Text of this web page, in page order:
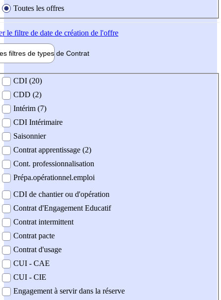
Toutes les offres
le filtre de date de création de l'offre
filtres de types de Contrat
contrat
CDI (20)
CDD (2)
Intérim (7)
CDI Intérimaire
Saisonnier
Contrat apprentissage (2)
Cont. professionnalisation
Prépa.opérationnel.emploi
CDI de chantier ou d'opération
Contrat d'Engagement Educatif
Contrat intermittent
Contrat pacte
Contrat d'usage
CUI - CAE
CUI - CIE
Engagement à servir dans la réserve